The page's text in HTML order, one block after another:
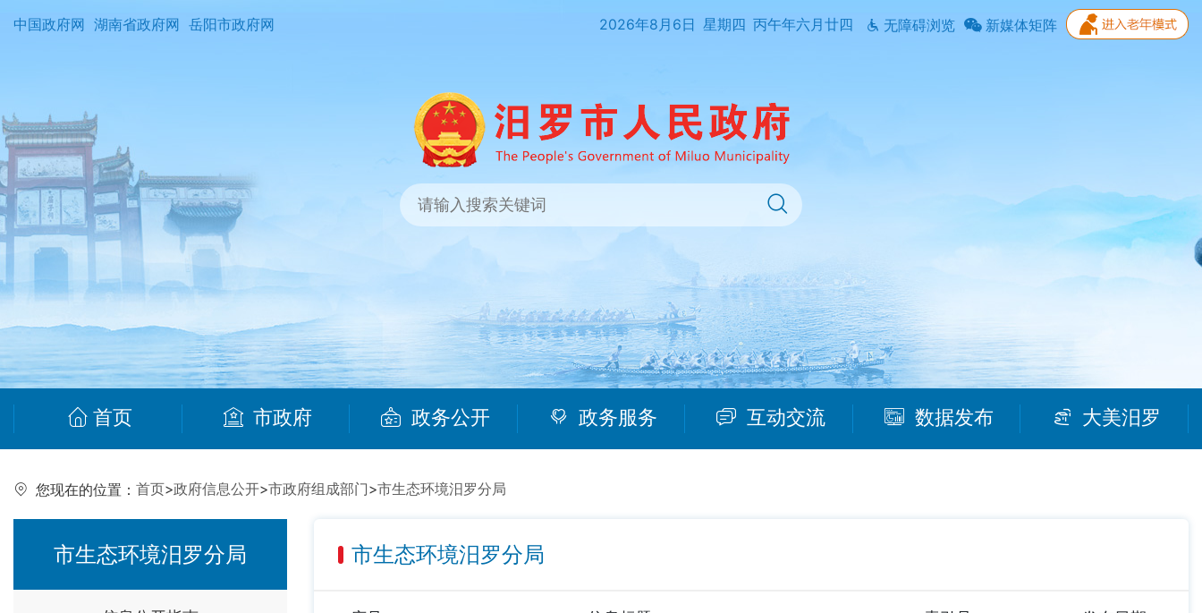
中国政府网 湖南省政府网 岳阳市政府网 2026年8月6日 星期四 丙午年六月廿四 无障碍浏览 新媒体矩阵
首页 市政府 政务公开 政务服务 互动交流 数据发布 大美汨罗
您现在的位置： 首页>政府信息公开>市政府组成部门>市生态环境汨罗分局
市生态环境汨罗分局 市生态环境汨罗分局